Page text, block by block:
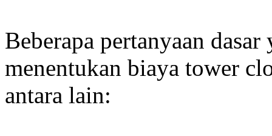
Beberapa pertanyaan
menentukan biaya tower
antara lain: